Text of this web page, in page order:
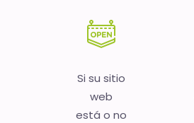
Si su sitio
web
está o no